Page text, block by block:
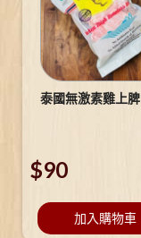
泰國無激素雞上脾
$90
加入購物車